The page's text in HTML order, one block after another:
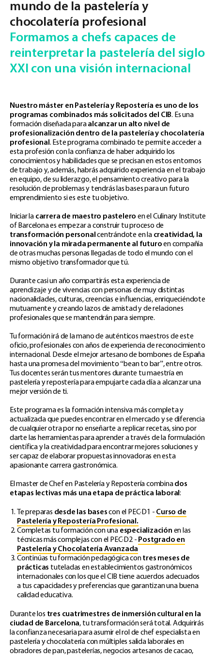
mundo de la pastelería y
chocolatería profesional
Formamos a chefs capaces de
reinterpretar la pastelería del siglo
XXI con una visión internacional
Nuestro máster en Pastelería y Repostería es uno de los
programas combinados más solicitados del CIB. Es una
formación diseñada paraalcanzar un alto nivel de
profesionalización dentro de la pastelería y chocolatería
profesional. Este programa combinado te permite acceder a
esta profesión con la confianza de haber adquirido los
conocimientos y habilidades que se precisan en estos entornos
de trabajo y, además, habrás adquirido experiencia en el trabajo
en equipo, de su liderazgo, el pensamiento creativo para la
resolución de problemas y tendrás las bases para un futuro
emprendimiento si es este tu objetivo.
Iniciar la carrera de maestro pastelero en el Culinary Institute
of Barcelona es empezar a construir tu proceso de
transformación personalcentrándote en la creatividad, la
innovación y la mirada permanente al futuroen compañía
de otras muchas personas llegadas de todo el mundo con el
mismo objetivo transformador que tú.
Durante casi un año compartirás esta experiencia de
aprendizaje y de vivencias con personas de muy distintas
nacionalidades, culturas, creencias e influencias, enriqueciéndote
mutuamente y creando lazos de amistad y de relaciones
profesionales que se mantendrán para siempre.
Tu formación irá de la mano de auténticos maestros de este
oficio, profesionales con años de experiencia de reconocimiento
internacional. Desde el mejor artesano de bombones de España
hasta una promesa del movimiento “bean to bar”, entre otros.
Tus docentes serán tus mentores durante tu maestría en
pastelería y repostería para empujarte cada día a alcanzar una
mejor versión de ti.
Este programa es la formación intensiva más completa y
actualizada que puedes encontrar en el mercado y se diferencia
de cualquier otra por no enseñarte a replicar recetas, sino por
darte las herramientas para aprender a través de la formulación
científica y la creatividad para encontrar mejores soluciones y
ser capaz de elaborar propuestas innovadoras en esta
apasionante carrera gastronómica.
El master de Chef en Pastelería y Repostería combinados
etapas lectivas más una etapa de práctica laboral:
Te preparas desde las basescon el PEC·D1 - Curso de
Pastelería y Repostería Profesional.
Completas tu formación con una especialización en las
técnicas más complejas con el PEC·D2 - Postgrado en
Pastelería y Chocolatería Avanzada
Continúas tu formación pedagógica contres meses de
prácticas tuteladas en establecimientos gastronómicos
internacionales con los que el CIB tiene acuerdos adecuados
a tus capacidades y preferencias que garantizan una buena
calidad educativa.
Durante los tres cuatrimestres de inmersión cultural en la
ciudad de Barcelona, tu transformación será total. Adquirirás
la confianza necesaria para asumir el rol de chef especialista en
pastelería y chocolatería con múltiples salida laborales en
obradores de pan, pastelerías, negocios artesanos de cacao,